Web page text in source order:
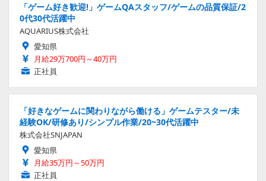
「ゲーム好き歓迎!」ゲームQAスタッフ/ゲームの品質保証/2
0代30代活躍中
AQUARIUS株式会社
愛知県
月給29万700円～40万円
正社員
「好きなゲームに関わりながら働ける」ゲームテスター/未
経験OK/研修あり/シンプル作業/20~30代活躍中
株式会社SNJAPAN
愛知県
月給35万円～50万円
正社員